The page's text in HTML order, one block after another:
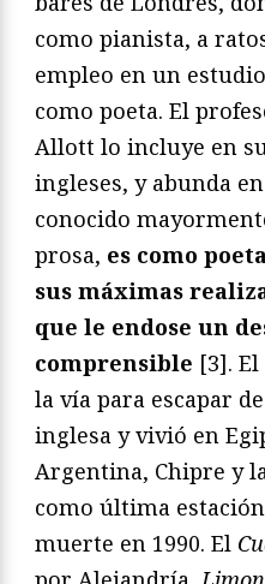
como pianista, a
empleo en un
como poeta. El
Allott lo incluye en
ingleses, y abunda
conocido
prosa, es como
sus máximas
que le endose un
comprensible [3].
la vía para escapar
inglesa y vivió en
Argentina, Chipre y
como última
muerte en 1990. El